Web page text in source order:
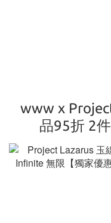
www x
品95折 2